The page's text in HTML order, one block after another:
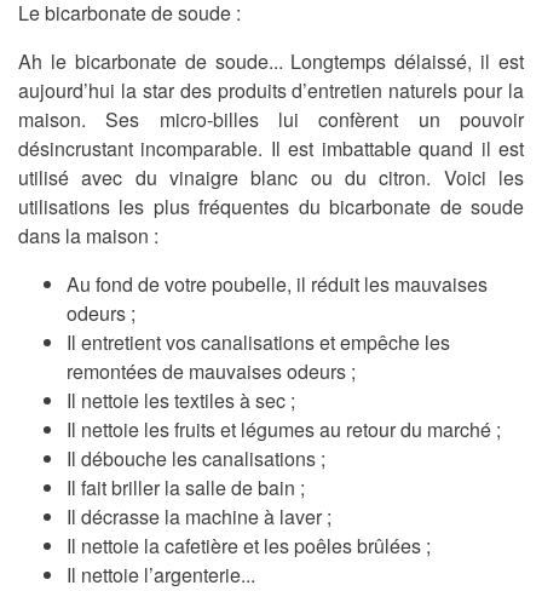
Le bicarbonate de soude :
Ah le bicarbonate de soude... Longtemps délaissé, il est
aujourd’hui la star des produits d’entretien naturels pour la
maison. Ses micro-billes lui confèrent un pouvoir
désincrustant incomparable. Il est imbattable quand il est
utilisé avec du vinaigre blanc ou du citron. Voici les
utilisations les plus fréquentes du bicarbonate de soude
dans la maison :
Au fond de votre poubelle, il réduit les mauvaises
odeurs ;
Il entretient vos canalisations et empêche les
remontées de mauvaises odeurs ;
Il nettoie les textiles à sec ;
Il nettoie les fruits et légumes au retour du marché ;
Il débouche les canalisations ;
Il fait briller la salle de bain ;
Il décrasse la machine à laver ;
Il nettoie la cafetière et les poêles brûlées ;
Il nettoie l’argenterie...